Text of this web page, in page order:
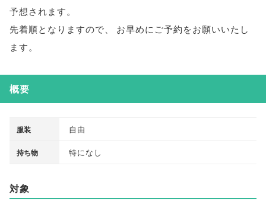
予想されます。
先着順となりますので
お早めにご予約をお願いいたし
ます。
概要
服装 自由
持ち物 特になし
対象